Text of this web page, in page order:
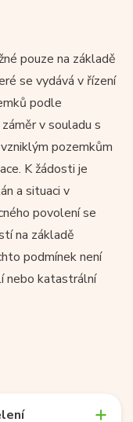
pouze na základě
se vydává v řízení
podle
v souladu s
pozemkům
K žádosti je
a situaci v
povolení se
na základě
podmínek není
nebo katastrální